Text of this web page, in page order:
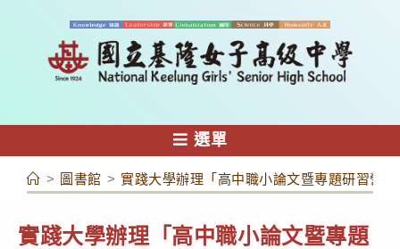
容
選單
> 圖書館 > 實踐大學辦理「高中職小論文暨專題研習營」
實踐大學辦理「高中職小論文暨專題